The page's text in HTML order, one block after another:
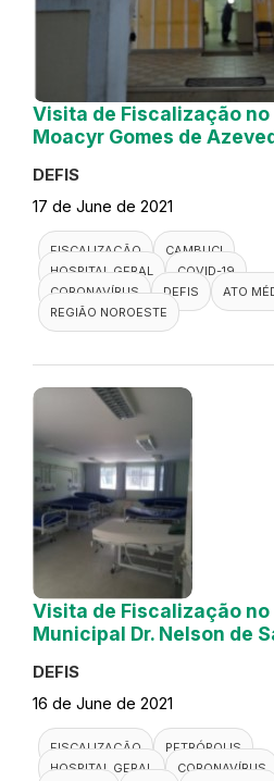
Visita de Fiscalização
Moacyr Gomes de
DEFIS
17 de June de 2021
FISCALIZAÇÃO
CAMBUCI
HOSPITAL GERAL
COVID-19
CORONAVÍRUS
DEFIS
ATO
REGIÃO NOROESTE
Visita de Fiscalização
Municipal Dr. Nelson de
DEFIS
16 de June de 2021
FISCALIZAÇÃO
PETRÓPOLIS
HOSPITAL GERAL
CORONAVÍRUS